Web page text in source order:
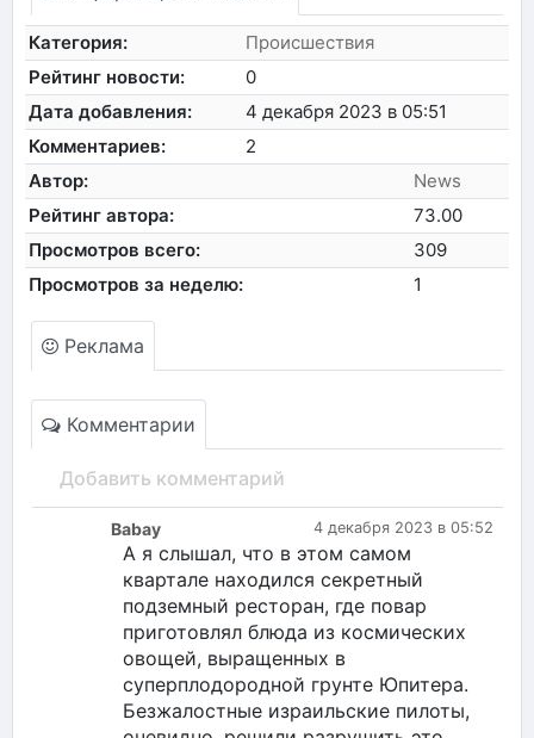
Категория:
Происшествия
Рейтинг новости:
0
Дата добавления:
4 декабря 2023 в 05:51
Комментариев:
2
Автор:
News
Рейтинг автора:
73.00
Просмотров всего:
309
Просмотров за неделю:
1
Реклама
Комментарии
Добавить комментарий
4 декабря 2023 в 05:52
Babay
А я слышал, что в этом самом
квартале находился секретный
подземный ресторан, где повар
приготовлял блюда из космических
овощей, выращенных в
суперплодородной грунте Юпитера.
Безжалостные израильские пилоты,